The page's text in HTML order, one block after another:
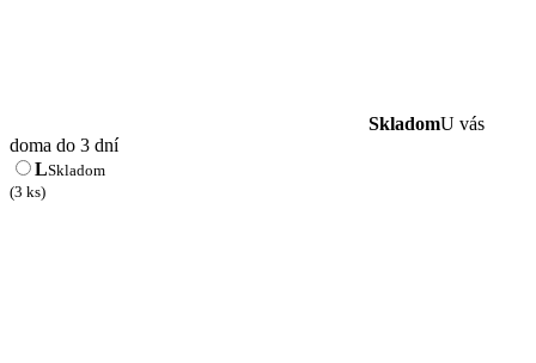
SkladomU vás
doma do 3 dní
LSkladom
(3 ks)